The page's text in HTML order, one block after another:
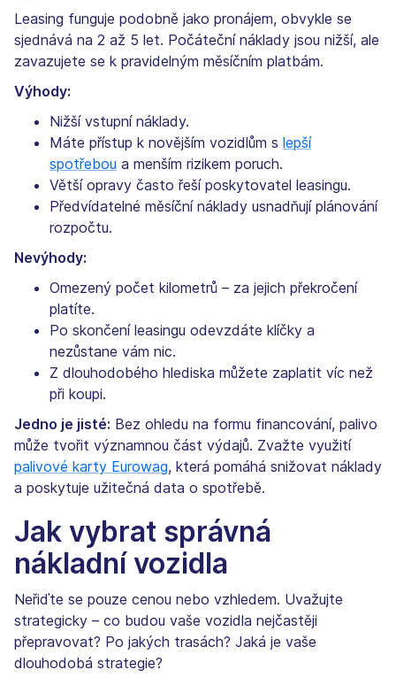
Leasing funguje podobně jako pronájem, obvykle se
sjednává na 2 až 5 let. Počáteční náklady jsou nižší, ale
zavazujete se k pravidelným měsíčním platbám.
Výhody:
Nižší vstupní náklady.
Máte přístup k novějším vozidlům s lepší
spotřebou a menším rizikem poruch.
Větší opravy často řeší poskytovatel leasingu.
Předvídatelné měsíční náklady usnadňují plánování
rozpočtu.
Nevýhody:
Omezený počet kilometrů – za jejich překročení
platíte.
Po skončení leasingu odevzdáte klíčky a
nezůstane vám nic.
Z dlouhodobého hlediska můžete zaplatit víc než
při koupi.
Jedno je jisté: Bez ohledu na formu financování, palivo
může tvořit významnou část výdajů. Zvažte využití
palivové karty Eurowag, která pomáhá snižovat náklady
a poskytuje užitečná data o spotřebě.
Jak vybrat správná
nákladní vozidla
Neřiďte se pouze cenou nebo vzhledem. Uvažujte
strategicky – co budou vaše vozidla nejčastěji
přepravovat? Po jakých trasách? Jaká je vaše
dlouhodobá strategie?